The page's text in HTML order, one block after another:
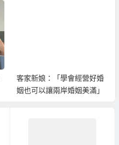
客家新娘：「學會經營好婚
姻也可以讓兩岸婚姻美滿」